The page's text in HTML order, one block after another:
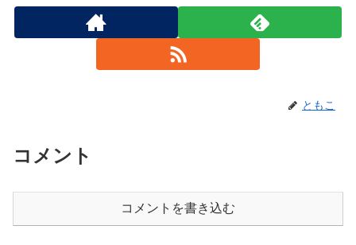
ともこ
コメント
コメントを書き込む